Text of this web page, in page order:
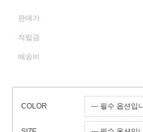
판매가
적립금
배송비
COLOR